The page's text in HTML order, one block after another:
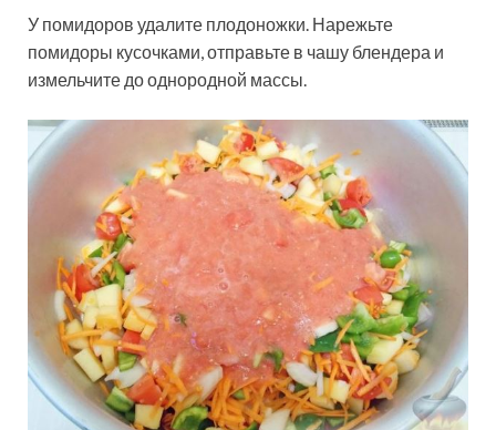
У помидоров удалите плодоножки. Нарежьте
помидоры кусочками, отправьте в чашу блендера и
измельчите до однородной массы.